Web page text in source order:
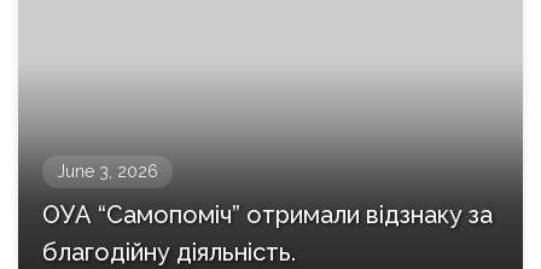
June 3, 2026
ОУА “Самопоміч” отримали відзнаку за
благодійну діяльність.